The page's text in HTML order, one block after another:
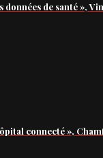
de santé »,
connecté »,